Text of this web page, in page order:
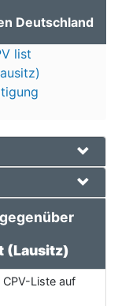
Deutschland
list
(Lausitz)
Liste auf